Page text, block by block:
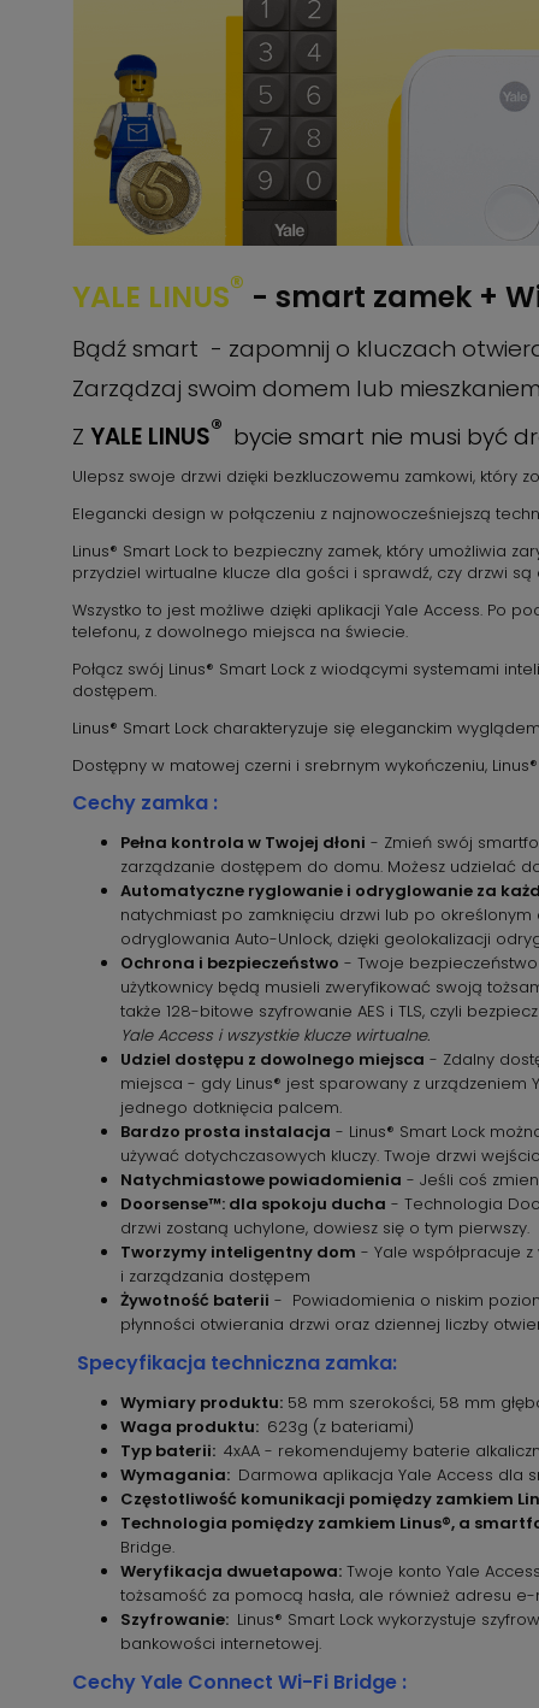
YALE LINUS® - smart zamek +
Bądź smart - zapomnij o kluczach
Zarządzaj swoim domem lub
Z YALE LINUS® bycie smart nie musi być
Ulepsz swoje drzwi dzięki bezkluczowemu zamkowi, który
Elegancki design w połączeniu z najnowocześniejszą
Linus® Smart Lock to bezpieczny zamek, który umożliwia
przydziel wirtualne klucze dla gości i sprawdź, czy drzwi są
Wszystko to jest możliwe dzięki aplikacji Yale Access. Po
telefonu, z dowolnego miejsca na świecie.
Połącz swój Linus® Smart Lock z wiodącymi systemami
dostępem.
Linus® Smart Lock charakteryzuje się eleganckim
Dostępny w matowej czerni i srebrnym wykończeniu,
Cechy zamka :
Pełna kontrola w Twojej dłoni - Zmień swój
zarządzanie dostępem do domu. Możesz udzielać
Automatyczne ryglowanie i odryglowanie za
natychmiast po zamknięciu drzwi lub po
odryglowania Auto-Unlock, dzięki geolokalizacji
Ochrona i bezpieczeństwo - Twoje
użytkownicy będą musieli zweryfikować swoją
także 128-bitowe szyfrowanie AES i TLS, czyli
Yale Access i wszystkie klucze wirtualne.
Udziel dostępu z dowolnego miejsca - Zdalny
miejsca - gdy Linus® jest sparowany z
jednego dotknięcia palcem.
Bardzo prosta instalacja - Linus® Smart Lock
używać dotychczasowych kluczy. Twoje drzwi
Natychmiastowe powiadomienia - Jeśli coś
Doorsense™: dla spokoju ducha - Technologia
drzwi zostaną uchylone, dowiesz się o tym pierwszy.
Tworzymy inteligentny dom - Yale współpracuje
i zarządzania dostępem
Żywotność baterii - Powiadomienia o niskim
płynności otwierania drzwi oraz dziennej liczby
Specyfikacja techniczna zamka:
Wymiary produktu: 58 mm szerokości, 58 mm
Waga produktu: 623g (z bateriami)
Typ baterii: 4xAA - rekomendujemy baterie
Wymagania: Darmowa aplikacja Yale Access dla
Częstotliwość komunikacji pomiędzy zamkiem
Technologia pomiędzy zamkiem Linus®, a
Bridge.
Weryfikacja dwuetapowa: Twoje konto Yale
tożsamość za pomocą hasła, ale również adresu
Szyfrowanie: Linus® Smart Lock wykorzystuje
bankowości internetowej.
Cechy Yale Connect Wi-Fi Bridge :